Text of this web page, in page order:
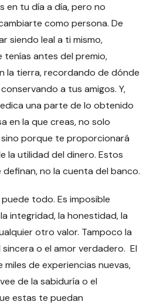
en tu día a día, pero no
como persona. De
siendo leal a ti mismo,
antes del premio,
la tierra, recordando de dónde
a tus amigos. Y,
una parte de lo obtenido
en la que creas, no solo
porque te proporcionará
la utilidad del dinero. Estos
no la cuenta del banco.
todo. Es imposible
integridad, la honestidad, la
otro valor. Tampoco la
sincera o el amor verdadero. El
de experiencias nuevas,
de la sabiduría o el
estas te puedan